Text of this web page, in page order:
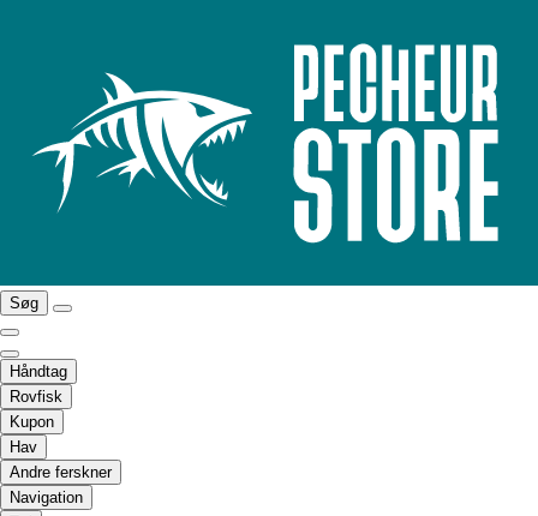
Søg
Håndtag
Rovfisk
Kupon
Hav
Andre ferskner
Navigation